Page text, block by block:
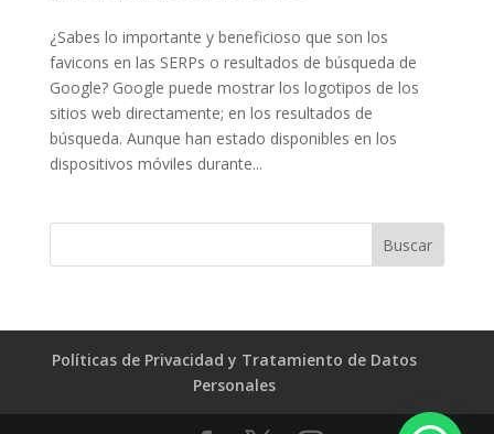
¿Sabes lo importante y beneficioso que son los
favicons en las SERPs o resultados de búsqueda de
Google? Google puede mostrar los logotipos de los
sitios web directamente; en los resultados de
búsqueda. Aunque han estado disponibles en los
dispositivos móviles durante...
Políticas de Privacidad y Tratamiento de Datos
Personales